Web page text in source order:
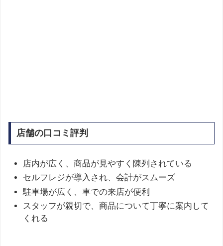
店舗の口コミ評判
店内が広く、商品が見やすく陳列されている
セルフレジが導入され、会計がスムーズ
駐車場が広く、車での来店が便利
スタッフが親切で、商品について丁寧に案内して
くれる